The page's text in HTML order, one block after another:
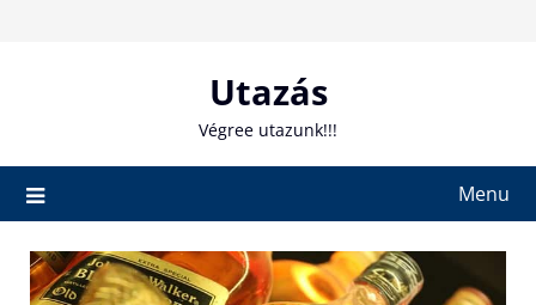
Utazás
Végree utazunk!!!
Menu